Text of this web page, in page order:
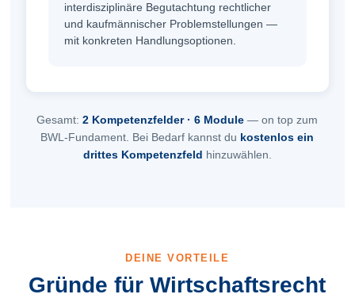
interdisziplinäre Begutachtung rechtlicher
und kaufmännischer Problemstellungen —
mit konkreten Handlungs­optionen.
Gesamt:2 Kompetenzfelder · 6 Module — on top zum
BWL-Fundament. Bei Bedarf kannst du kostenlos ein
drittes Kompetenzfeld hinzuwählen.
DEINE VORTEILE
Gründe für Wirtschaftsrecht